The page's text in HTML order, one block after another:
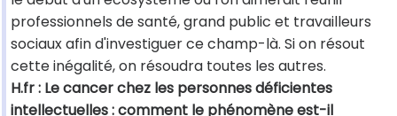
professionnels de santé, grand public et travailleurs
sociaux afin d'investiguer ce champ-là. Si on résout
cette inégalité, on résoudra toutes les autres.
H.fr : Le cancer chez les personnes déficientes
intellectuelles : comment le phénomène est-il